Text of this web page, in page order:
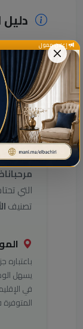
هل
النشاط
التي
تصنيف
باعتباره
يسهل
في
إعلان ممول